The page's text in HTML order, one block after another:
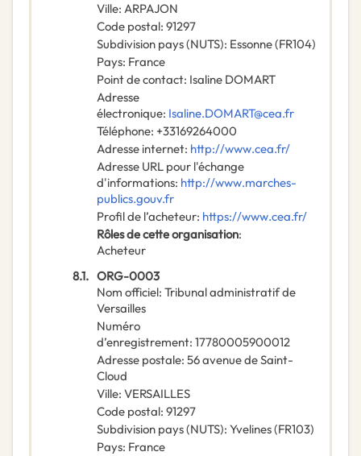
Ville: ARPAJON
Code postal: 91297
Subdivision pays (NUTS): Essonne(FR104)
Pays: France
Point de contact: Isaline DOMART
Adresse
électronique: Isaline.DOMART@cea.fr
Téléphone: +33169264000
Adresse internet: http://www.cea.fr/
Adresse URL pour l'échange
d'informations: http://www.marches-
publics.gouv.fr
Profil de l’acheteur: https://www.cea.fr/
Rôles de cette organisation:
Acheteur
8.1. ORG-0003
Nom officiel: Tribunal administratif de
Versailles
Numéro
d’enregistrement: 17780005900012
Adresse postale: 56 avenue de Saint-
Cloud
Ville: VERSAILLES
Code postal: 91297
Subdivision pays (NUTS): Yvelines(FR103)
Pays: France